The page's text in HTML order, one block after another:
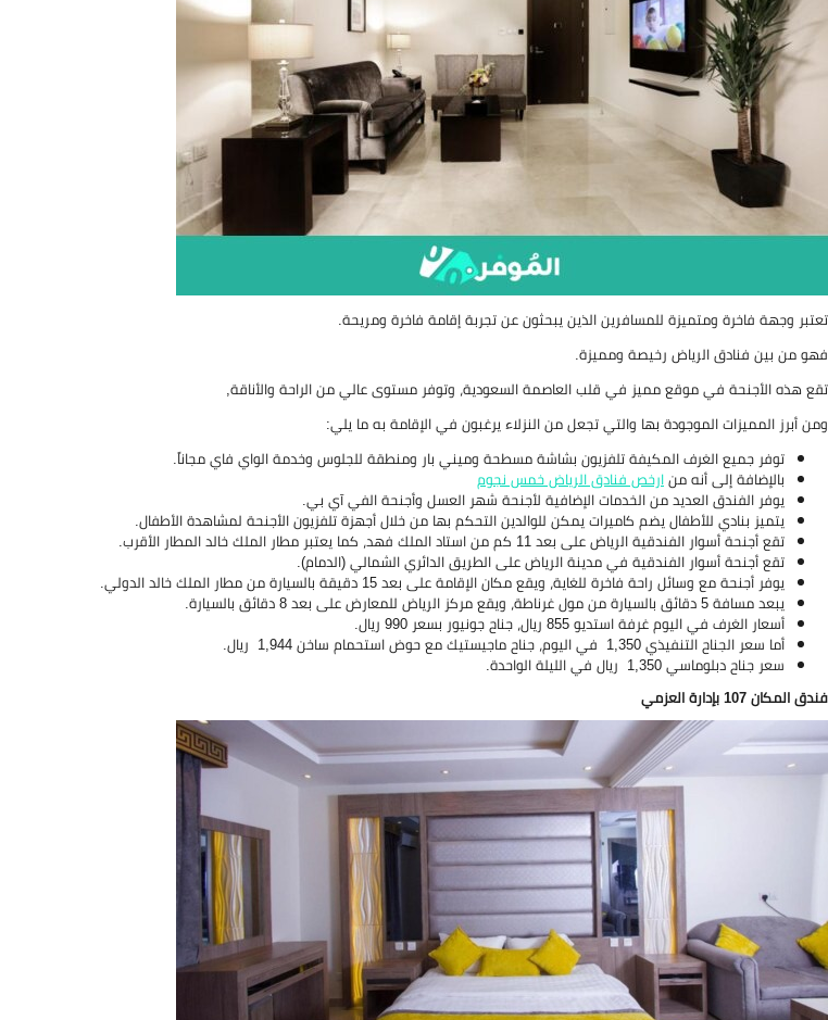
تعتبر وجهة فاخرة ومتميزة للمسافرين الذين يبحثون عن تجربة إقامة فاخرة ومريحة.
فهو من بين فنادق الرياض رخيصة ومميزة.
تقع هذه الأجنحة في موقع مميز في قلب العاصمة السعودية، وتوفر مستوى عالي من الراحة والأناقة,
ومن أبرز المميزات الموجودة بها والتي تجعل من النزلاء يرغبون في الإقامة به ما يلي:
توفر جميع الغرف المكيفة تلفزيون بشاشة مسطحة وميني بار ومنطقة للجلوس وخدمة الواي فاي مجاناً.
بالإضافة إلى أنه منارخص فنادق الرياض خمس نجوم
يوفر الفندق العديد من الخدمات الإضافية لأجنحة شهر العسل وأجنحة الفي آي بي.
يتميز بنادي للأطفال يضم كاميرات يمكن للوالدين التحكم بها من خلال أجهزة تلفزيون الأجنحة لمشاهدة الأطفال.
تقع أجنحة أسوار الفندقية الرياض على بعد 11 كم من استاد الملك فهد، كما يعتبر مطار الملك خالد المطار الأقرب.
تقع أجنحة أسوار الفندقية في مدينة الرياض على الطريق الدائري الشمالي (الدمام).
يوفر أجنحة مع وسائل راحة فاخرة للغاية، ويقع مكان الإقامة على بعد 15 دقيقة بالسيارة من مطار الملك خالد الدولي.
يبعد مسافة 5 دقائق بالسيارة من مول غرناطة، ويقع مركز الرياض للمعارض على بعد 8 دقائق بالسيارة.
أسعار الغرف في اليوم غرفة استديو 855 ريال، جناح جونيور بسعر 990 ريال.
أما سعر الجناح التنفيذي 1,350 في اليوم، جناح ماجيستيك مع حوض استحمام ساخن 1,944 ريال.
سعر جناح دبلوماسي 1,350 ريال في الليلة الواحدة.
فندق المكان 107 بإدارة العزمي